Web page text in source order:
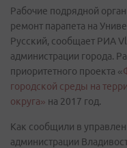
Рабочие подрядной
ремонт парапета на
Русский, сообщает РИА
администрации города.
приоритетного проекта «
городской среды на
округа» на 2017 год.
Как сообщили в
администрации